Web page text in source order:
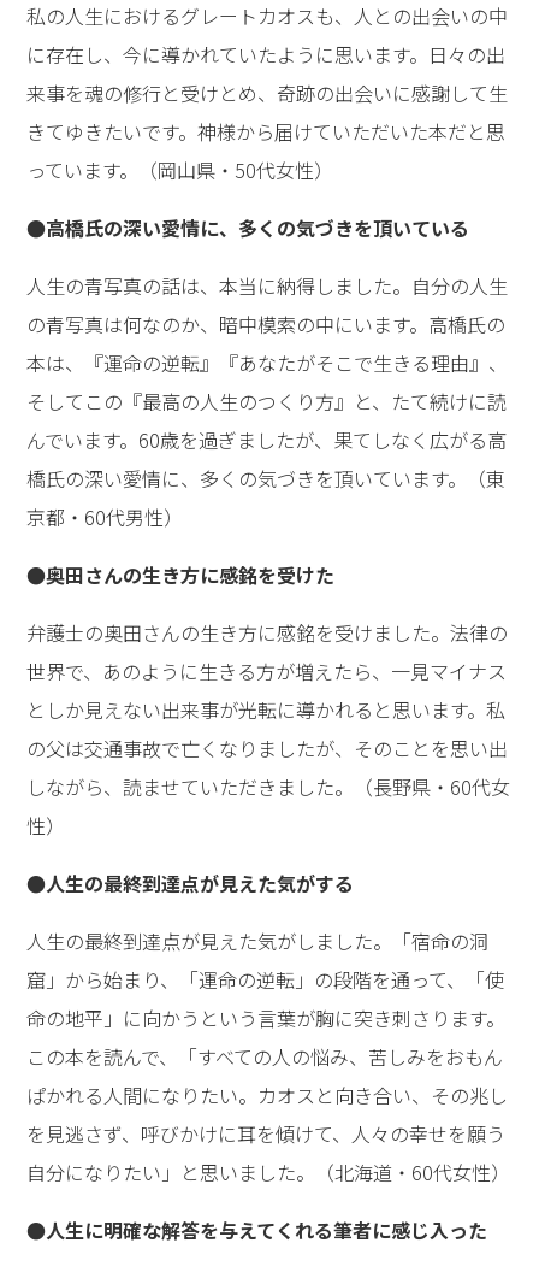
私の人生におけるグレートカオスも、人との出会いの中
に存在し、今に導かれていたように思います。日々の出
来事を魂の修行と受けとめ、奇跡の出会いに感謝して生
きてゆきたいです。神様から届けていただいた本だと思
っています。（岡山県・50代女性）
●高橋氏の深い愛情に、多くの気づきを頂いている
人生の青写真の話は、本当に納得しました。自分の人生
の青写真は何なのか、暗中模索の中にいます。高橋氏の
本は、『運命の逆転』『あなたがそこで生きる理由』、
そしてこの『最高の人生のつくり方』と、たて続けに読
んでいます。60歳を過ぎましたが、果てしなく広がる高
橋氏の深い愛情に、多くの気づきを頂いています。（東
京都・60代男性）
●奥田さんの生き方に感銘を受けた
弁護士の奥田さんの生き方に感銘を受けました。法律の
世界で、あのように生きる方が増えたら、一見マイナス
としか見えない出来事が光転に導かれると思います。私
の父は交通事故で亡くなりましたが、そのことを思い出
しながら、読ませていただきました。（長野県・60代女
性）
●人生の最終到達点が見えた気がする
人生の最終到達点が見えた気がしました。「宿命の洞
窟」から始まり、「運命の逆転」の段階を通って、「使
命の地平」に向かうという言葉が胸に突き刺さります。
この本を読んで、「すべての人の悩み、苦しみをおもん
ぱかれる人間になりたい。カオスと向き合い、その兆し
を見逃さず、呼びかけに耳を傾けて、人々の幸せを願う
自分になりたい」と思いました。（北海道・60代女性）
●人生に明確な解答を与えてくれる筆者に感じ入った